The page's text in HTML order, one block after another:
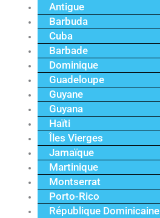
Antigue
Barbuda
Cuba
Barbade
Dominique
Guadeloupe
Guyane
Guyana
Haïti
Îles Vierges
Jamaïque
Martinique
Montserrat
Porto-Rico
République Dominicaine